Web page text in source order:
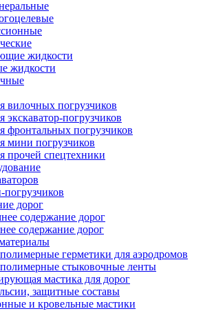
жидкости
жидкости
погрузчиков
погрузчиков
погрузчиков
погрузчиков
спецтехники
дорог
содержание дорог
содержание дорог
герметики для аэродромов
стыковочные ленты
мастика для дорог
защитные составы
и кровельные мастики